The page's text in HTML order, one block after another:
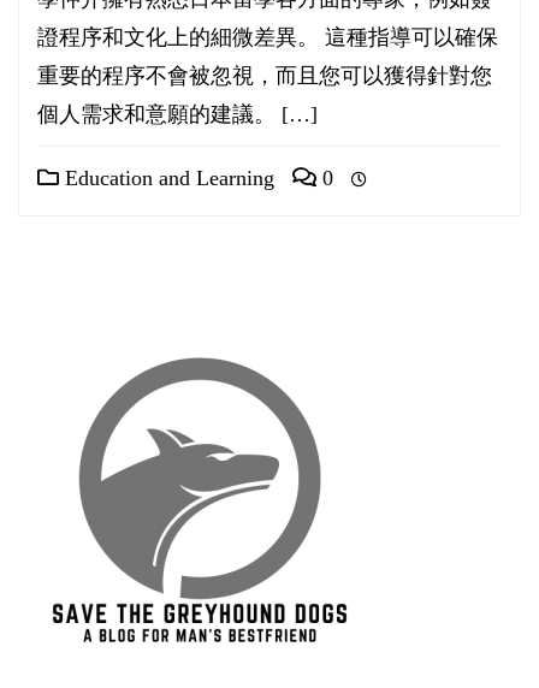
證程序和文化上的細微差異。 這種指導可以確保
重要的程序不會被忽視，而且您可以獲得針對您
個人需求和意願的建議。 […]
Education and Learning 0